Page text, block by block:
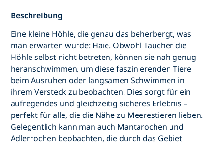
Beschreibung
Eine kleine Höhle, die genau das beherbergt, was
man erwarten würde: Haie. Obwohl Taucher die
Höhle selbst nicht betreten, können sie nah genug
heranschwimmen, um diese faszinierenden Tiere
beim Ausruhen oder langsamen Schwimmen in
ihrem Versteck zu beobachten. Dies sorgt für ein
aufregendes und gleichzeitig sicheres Erlebnis –
perfekt für alle, die die Nähe zu Meerestieren lieben.
Gelegentlich kann man auch Mantarochen und
Adlerrochen beobachten, die durch das Gebiet